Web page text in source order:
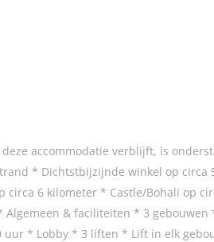
accommodatie verblijft, is
* Dichtstbijzijnde winkel op
6 kilometer * Castle/Bohali op
& faciliteiten * 3
* Lobby * 3 liften * Lift in elk